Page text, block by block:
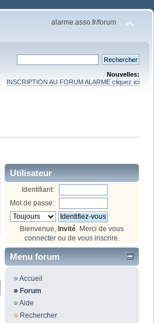
alarme.asso.fr/forum
Nouvelles:
INSCRIPTION AU FORUM ALARME cliquez ici
Utilisateur
Identifiant:
Mot de passe:
Bienvenue, Invité . Merci de vous
connecterou de vous inscrire
Menu forum
Accueil
Forum
Aide
Rechercher